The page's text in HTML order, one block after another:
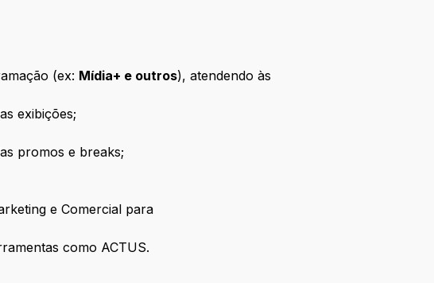
(ex: Mídia+ e outros), atendendo às
exibições;
promos e breaks;
e Comercial para
como ACTUS.